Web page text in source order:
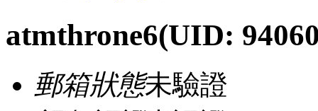
atmthrone6(UID:
郵箱狀態未驗證